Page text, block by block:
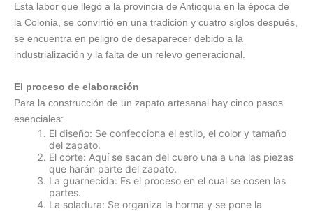
Esta labor que llegó a la provincia de Antioquia en la época de
la Colonia, se convirtió en una tradición y cuatro siglos después,
se encuentra en peligro de desaparecer debido a la
industrialización y la falta de un relevo generacional.
El proceso de elaboración
Para la construcción de un zapato artesanal hay cinco pasos
esenciales:
El diseño: Se confecciona el estilo, el color y tamaño
del zapato.
El corte: Aquí se sacan del cuero una a una las piezas
que harán parte del zapato.
La guarnecida: Es el proceso en el cual se cosen las
partes.
La soladura: Se organiza la horma y se pone la